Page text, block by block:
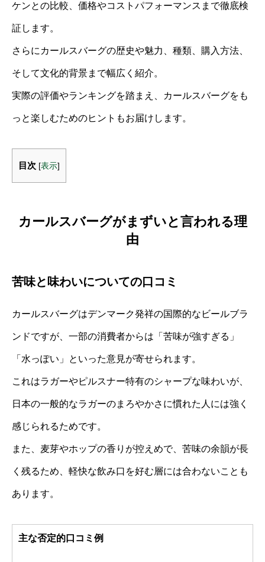
ケンとの比較、価格やコストパフォーマンスまで徹底検
証します。
さらにカールスバーグの歴史や魅力、種類、購入方法、
そして文化的背景まで幅広く紹介。
実際の評価やランキングを踏まえ、カールスバーグをも
っと楽しむためのヒントもお届けします。
目次 [表示]
カールスバーグがまずいと言われる理
由
苦味と味わいについての口コミ
カールスバーグはデンマーク発祥の国際的なビールブラ
ンドですが、一部の消費者からは「苦味が強すぎる」
「水っぽい」といった意見が寄せられます。
これはラガーやピルスナー特有のシャープな味わいが、
日本の一般的なラガーのまろやかさに慣れた人には強く
感じられるためです。
また、麦芽やホップの香りが控えめで、苦味の余韻が長
く残るため、軽快な飲み口を好む層には合わないことも
あります。
主な否定的口コミ例